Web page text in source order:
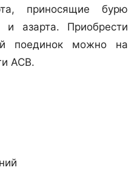
приносящие бурю
и азарта. Приобрести
поединок можно на
АСВ.